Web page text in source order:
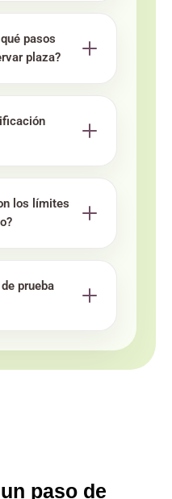
pasos
plaza?
los límites
prueba
paso de